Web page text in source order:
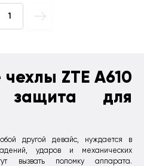
ZTE A610
для
другой девайс, нуждается в
ударов и механических
вызвать поломку аппарата.
1